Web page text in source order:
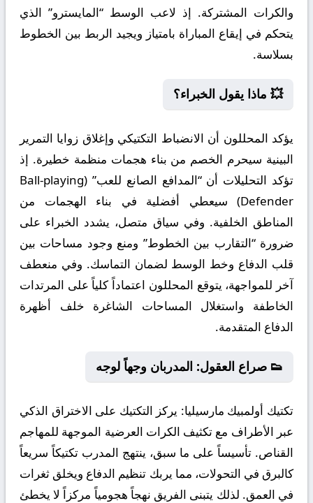
والكرات المشتركة. إذ لاعب الوسط “المايسترو” الذي
يتحكم في إيقاع المباراة بامتياز ويجيد الربط بين الخطوط
بسلاسة.
💥 ماذا يقول الخبراء؟
يؤكد المحللون أن الانضباط التكتيكي وإغلاق زوايا التمرير
البينية سيحرم الخصم من بناء هجمات منظمة خطيرة. إذ
تؤكد التحليلات أن “المدافع الصانع للعب” (Ball-playing
Defender) سيعطي أفضلية في بناء الهجمات من
المناطق الخلفية. وفي سياق متصل، يشدد الخبراء على
ضرورة “التقارب بين الخطوط” ومنع وجود مساحات بين
قلب الدفاع وخط الوسط لضمان التماسك. وفي منعطف
آخر للمواجهة، يتوقع المحللون اعتماداً كلياً على المرتدات
الخاطفة واستغلال المساحات الشاغرة خلف أظهرة
الدفاع المتقدمة.
👟 صراع العقول: المدربان وجهاً لوجه
تكتيك أولمبيك مارسيليا: يركز التكتيك على الاختراق الذكي
عبر الأطراف مع تكثيف الكرات العرضية الموجهة للمهاجم
القناص. تأسيساً على ما سبق، ينتهج المدرب تكتيكاً سريعاً
كالبرق في التحولات، مما يربك تنظيم الدفاع ويخلق ثغرات
في العمق. لذلك يتبنى الفريق نهجاً هجومياً مركزاً لا يخطئ